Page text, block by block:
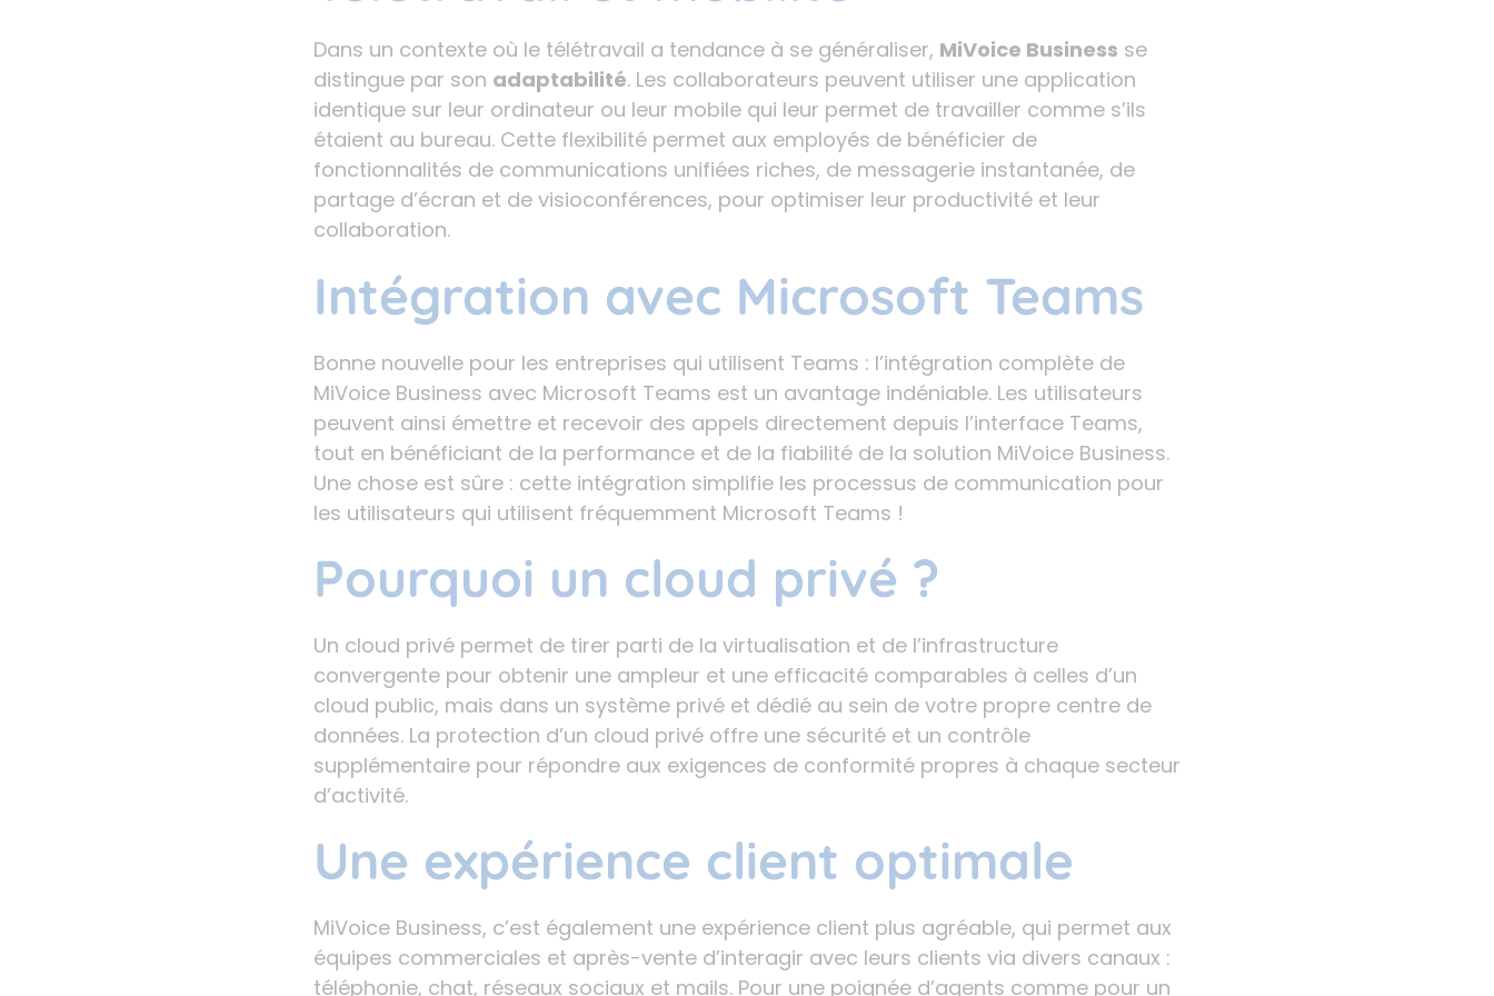
Dans un contexte où le télétravail a tendance à se généraliser, MiVoice Business se
distingue par son adaptabilité. Les collaborateurs peuvent utiliser une application
identique sur leur ordinateur ou leur mobile qui leur permet de travailler comme s’ils
étaient au bureau. Cette flexibilité permet aux employés de bénéficier de
fonctionnalités de communications unifiées riches, de messagerie instantanée, de
partage d’écran et de visioconférences, pour optimiser leur productivité et leur
collaboration.
Intégration avec Microsoft Teams
Bonne nouvelle pour les entreprises qui utilisent Teams : l’intégration complète de
MiVoice Business avec Microsoft Teams est un avantage indéniable. Les utilisateurs
peuvent ainsi émettre et recevoir des appels directement depuis l’interface Teams,
tout en bénéficiant de la performance et de la fiabilité de la solution MiVoice Business.
Une chose est sûre : cette intégration simplifie les processus de communication pour
les utilisateurs qui utilisent fréquemment Microsoft Teams !
Pourquoi un cloud privé ?
Un cloud privé permet de tirer parti de la virtualisation et de l’infrastructure
convergente pour obtenir une ampleur et une efficacité comparables à celles d’un
cloud public, mais dans un système privé et dédié au sein de votre propre centre de
données. La protection d’un cloud privé offre une sécurité et un contrôle
supplémentaire pour répondre aux exigences de conformité propres à chaque secteur
d’activité.
Une expérience client optimale
MiVoice Business, c’est également une expérience client plus agréable, qui permet aux
équipes commerciales et après-vente d’interagir avec leurs clients via divers canaux :
téléphonie, chat, réseaux sociaux et mails. Pour une poignée d’agents comme pour un